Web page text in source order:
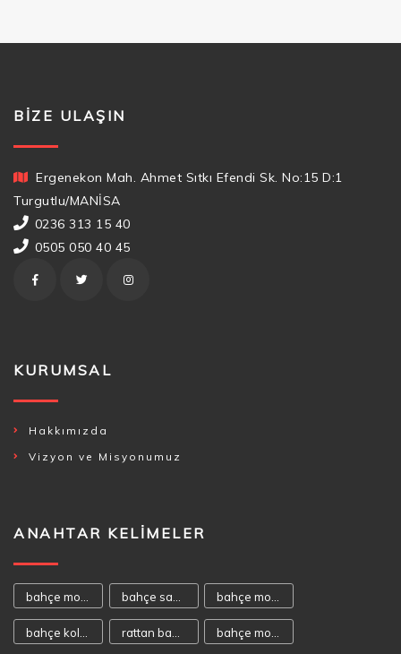
BIZE ULAŞIN
Ergenekon Mah. Ahmet Sıtkı Efendi Sk. No:15 D:1
Turgutlu/MANİSA
0236 313 15 40
0505 050 40 45
KURUMSAL
Hakkımızda
Vizyon ve Misyonumuz
ANAHTAR KELIMELER